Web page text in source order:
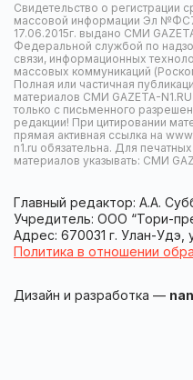
Свидетельство о регистрации
массовой информации Эл
17.06.2015г. выдано СМИ
Федеральной службой по
связи, информационных
массовых коммуникаций
Полная или частичная
материалов СМИ GAZETA-
только с письменного
редакции! При цитировании
прямая активная ссылка на
n1.ru обязательна. Для печатных
материалов указывать: СМИ
Главный редактор: А.А.
Учредитель: ООО “Тори-
Адрес: 670031 г. Улан-Удэ,
Политика в отношении
Дизайн и разработка —